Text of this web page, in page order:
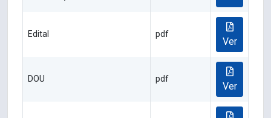
Edital pdf
Ver
DOU pdf
Ver